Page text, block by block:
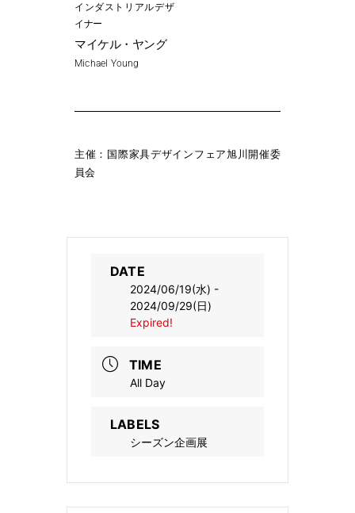
インダストリアルデザ
イナー
マイケル・ヤング
Michael Young
主催： 国際家具デザインフェア旭川開催委
員会
DATE
2024/06/19(水) -
2024/09/29(日)
Expired!
TIME
All Day
LABELS
シーズン企画展